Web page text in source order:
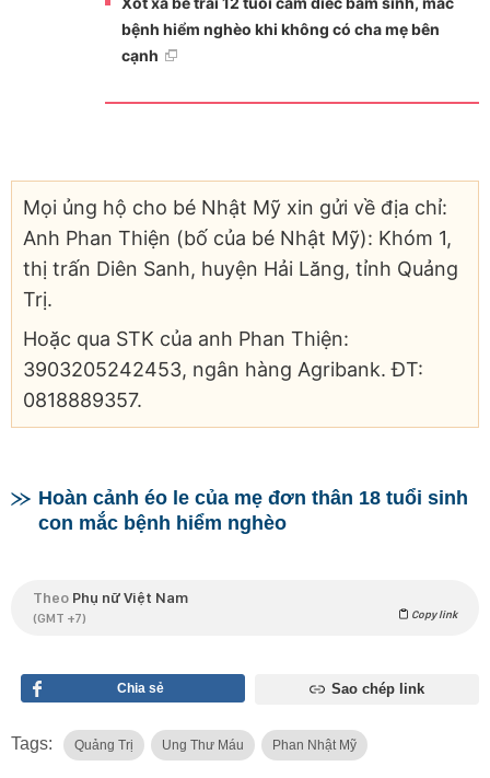
bệnh hiểm nghèo khi không có cha mẹ bên
cạnh
Mọi ủng hộ cho bé Nhật Mỹ xin gửi về địa chỉ:
Anh Phan Thiện (bố của bé Nhật Mỹ): Khóm 1,
thị trấn Diên Sanh, huyện Hải Lăng, tỉnh Quảng
Trị.
Hoặc qua STK của anh Phan Thiện:
3903205242453, ngân hàng Agribank. ĐT:
0818889357.
Hoàn cảnh éo le của mẹ đơn thân 18 tuổi sinh
con mắc bệnh hiểm nghèo
Theo Phụ nữ Việt Nam
(GMT +7) Copy link
Chia sẻ Sao chép link
Tags: Quảng Trị Ung Thư Máu Phan Nhật Mỹ